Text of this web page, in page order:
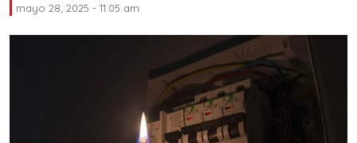
mayo 28, 2025 - 11:05 am